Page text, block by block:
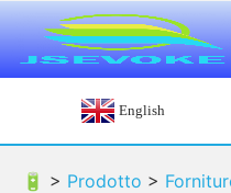
English
🔋 > Prodotto >